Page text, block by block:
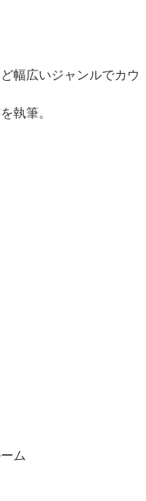
幅広いジャンルでカウ
執筆。
ム